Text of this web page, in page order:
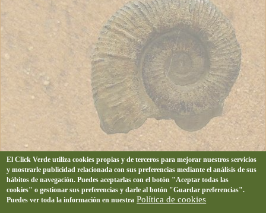
El Click Verde utiliza cookies propias y de terceros para mejorar nuestros servicios
y mostrarle publicidad relacionada con sus preferencias mediante el análisis de sus
hábitos de navegación. Puedes aceptarlas con el botón "Aceptar todas las
cookies" o gestionar sus preferencias y darle al botón "Guardar preferencias".
Puedes ver toda la información en nuestra Política de cookies